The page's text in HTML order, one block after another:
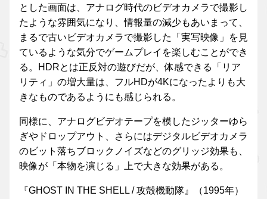
とした画面は、アナログ時代のビデオカメラで撮影し
たような雰囲気になり、情報量の減少もあいまって、
まるで古いビデオカメラで撮影した「実写映像」を見
ているような気分でゲームプレイを楽しむことができ
る。HDRとは正反対の遊びだが、体感できる「リア
リティ」の増大量は、フルHDが4Kになったよりも大
きなものであるようにも感じられる。
同様に、アナログビデオテープを模したジッターゆら
ぎやドロップアウト、さらにはデジタルビデオカメラ
のビット落ちブロックノイズなどのグリッジ効果も、
映像が「本物を演じる」上で大きな効果がある。
『GHOST IN THE SHELL / 攻殻機動隊』（1995年）